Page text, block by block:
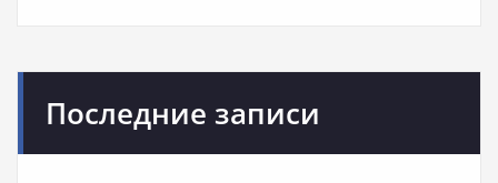
Последние записи